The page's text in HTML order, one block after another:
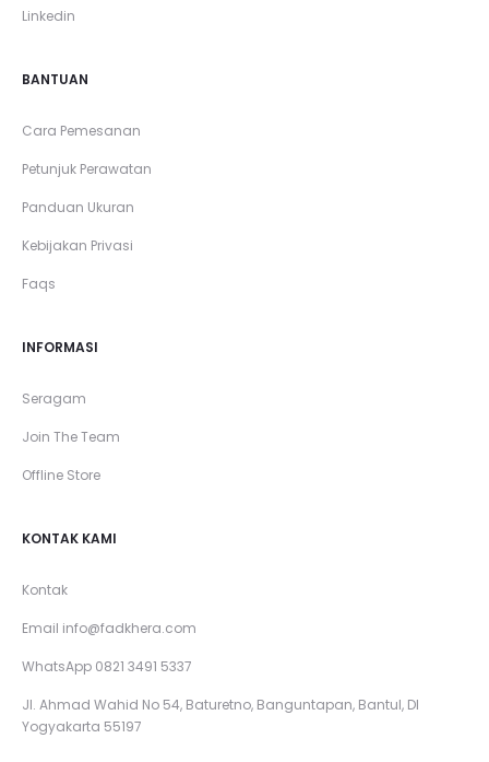
Linkedin
BANTUAN
Cara Pemesanan
Petunjuk Perawatan
Panduan Ukuran
Kebijakan Privasi
Faqs
INFORMASI
Seragam
Join The Team
Offline Store
KONTAK KAMI
Kontak
Email info@fadkhera.com
WhatsApp 0821 3491 5337
Jl. Ahmad Wahid No 54, Baturetno, Banguntapan, Bantul, DI
Yogyakarta 55197